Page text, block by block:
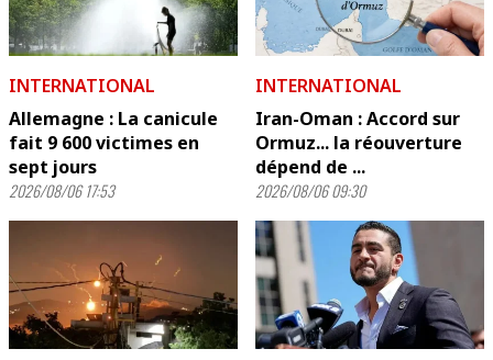
INTERNATIONAL
Allemagne : La canicule
fait 9 600 victimes en
sept jours
2026/08/06 17:53
INTERNATIONAL
Iran-Oman : Accord sur
Ormuz... la réouverture
dépend de ...
2026/08/06 09:30